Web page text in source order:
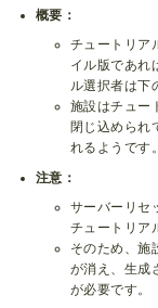
概要：
チュートリア
イル版であれ
ル選択者は下
施設はチュー
閉じ込められ
れるようです。
注意：
サーバーリセ
チュートリア
そのため、施
が消え、生成
が必要です。